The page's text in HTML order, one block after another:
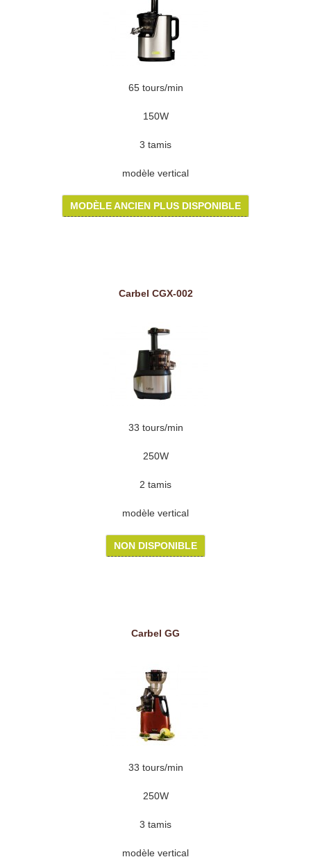
65 tours/min
150W
3 tamis
modèle vertical
MODÈLE ANCIEN PLUS DISPONIBLE
Carbel CGX-002
33 tours/min
250W
2 tamis
modèle vertical
NON DISPONIBLE
Carbel GG
33 tours/min
250W
3 tamis
modèle vertical